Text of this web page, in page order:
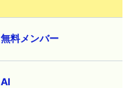
無料メンバー
AI